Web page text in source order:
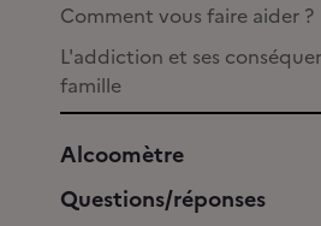
Comment vous faire aider ?
L'addiction et ses
famille
Alcoomètre
Questions/réponses